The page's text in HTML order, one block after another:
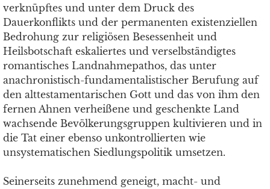
verknüpftes und unter dem Druck des
Dauerkonflikts und der permanenten existenziellen
Bedrohung zur religiösen Besessenheit und
Heilsbotschaft eskaliertes und verselbständigtes
romantisches Landnahmepathos, das unter
anachronistisch-fundamentalistischer Berufung auf
den alttestamentarischen Gott und das von ihm den
fernen Ahnen verheißene und geschenkte Land
wachsende Bevölkerungsgruppen kultivieren und in
die Tat einer ebenso unkontrollierten wie
unsystematischen Siedlungspolitik umsetzen.
Seinerseits zunehmend geneigt, macht- und